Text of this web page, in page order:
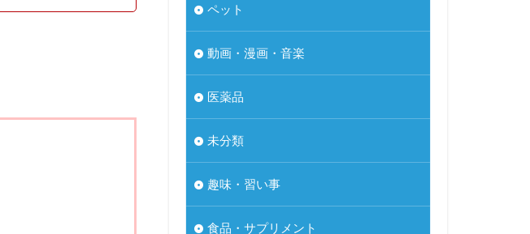
ペット
動画・漫画・音楽
医薬品
未分類
趣味・習い事
食品・サプリメント